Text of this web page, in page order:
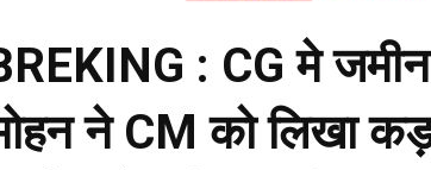
: CG मे जमीन
ने CM को लिखा